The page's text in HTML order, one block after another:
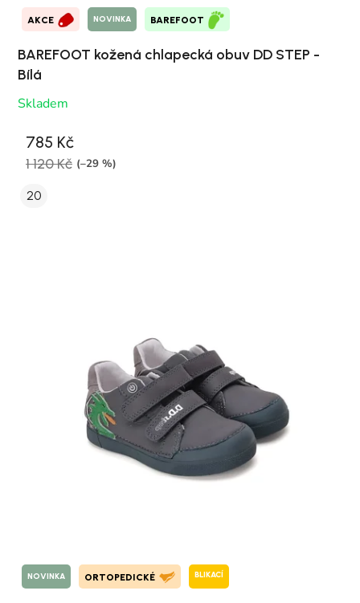
AKCE NOVINKA BAREFOOT
BAREFOOT kožená chlapecká obuv DD STEP -
Bílá
Skladem
785 Kč
1 120 Kč (–29 %)
20
NOVINKA ORTOPEDICKÉ BLIKACÍ